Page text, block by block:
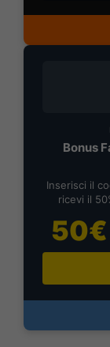
Bonus
Inserisci il
ricevi il
50€